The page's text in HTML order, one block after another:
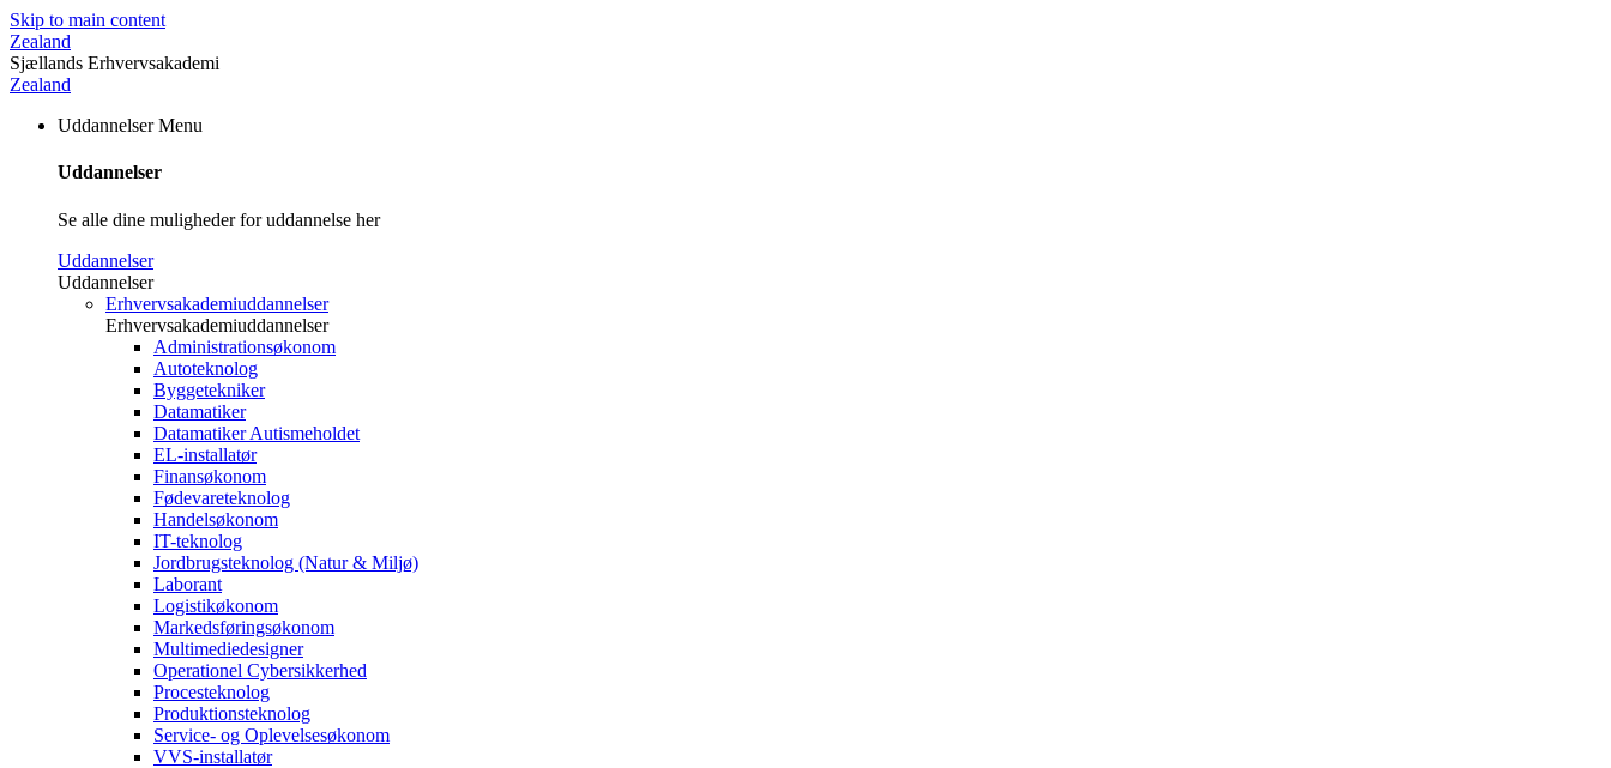
Skip to main content
Zealand
Sjællands Erhvervsakademi
Zealand
Uddannelser Menu
Uddannelser
Se alle dine muligheder for uddannelse her
Uddannelser
Uddannelser
Erhvervsakademiuddannelser
Erhvervsakademiuddannelser
Administrationsøkonom
Autoteknolog
Byggetekniker
Datamatiker
Datamatiker Autismeholdet
EL-installatør
Finansøkonom
Fødevareteknolog
Handelsøkonom
IT-teknolog
Jordbrugsteknolog (Natur & Miljø)
Laborant
Logistikøkonom
Markedsføringsøkonom
Multimediedesigner
Operationel Cybersikkerhed
Procesteknolog
Produktionsteknolog
Service- og Oplevelsesøkonom
VVS-installatør